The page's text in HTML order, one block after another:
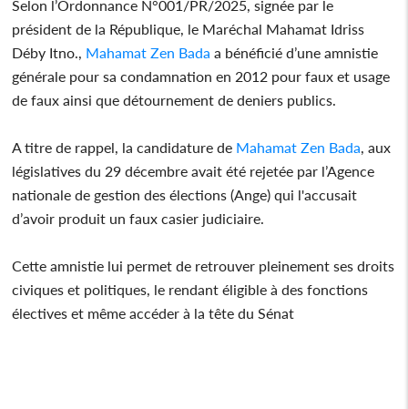
Selon l’Ordonnance N°001/PR/2025, signée par le
président de la République, le Maréchal Mahamat Idriss
Déby Itno., Mahamat Zen Bada a bénéficié d’une amnistie
générale pour sa condamnation en 2012 pour faux et usage
de faux ainsi que détournement de deniers publics.
A titre de rappel, la candidature de Mahamat Zen Bada , aux
législatives du 29 décembre avait été rejetée par l’Agence
nationale de gestion des élections (Ange) qui l'accusait
d’avoir produit un faux casier judiciaire.
Cette amnistie lui permet de retrouver pleinement ses droits
civiques et politiques, le rendant éligible à des fonctions
électives et même accéder à la tête du Sénat